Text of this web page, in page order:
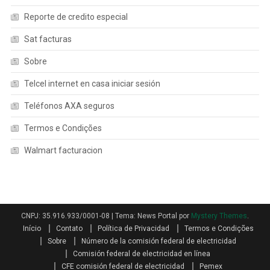
Reporte de credito especial
Sat facturas
Sobre
Telcel internet en casa iniciar sesión
Teléfonos AXA seguros
Termos e Condições
Walmart facturacion
CNPJ: 35.916.933/0001-08 Tema: News Portal por Mystery Themes.
Início
Contato Política de Privacidad
Termos e Condições
Sobre
Número de la comisión federal de electricidad
Comisión federal de electricidad en línea
CFE comisión federal de electricidad
Pemex